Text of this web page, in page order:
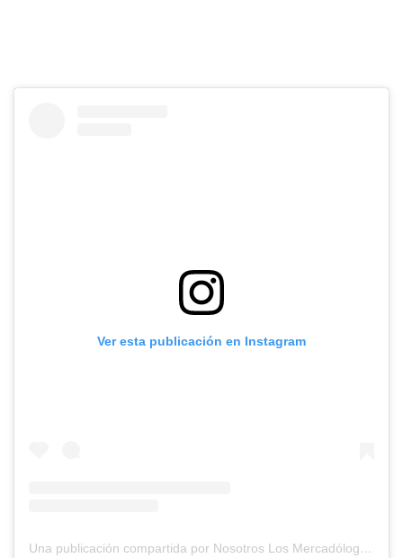
Ver esta publicación en Instagram
Una publicación compartida por Nosotros Los Mercadólogos (@losmercadologos)